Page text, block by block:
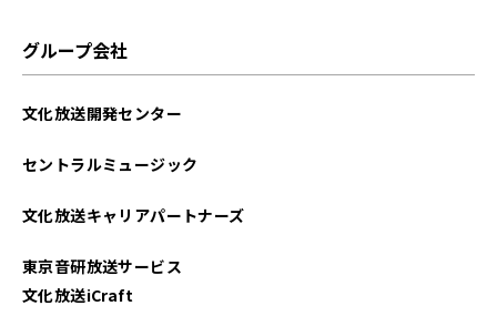
2025年04月
グループ会社
文化放送開発センター
セントラルミュージック
文化放送キャリアパートナーズ
東京音研放送サービス
文化放送iCraft